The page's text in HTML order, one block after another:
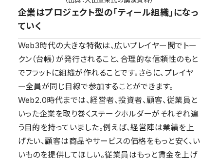
企業はプロジェクト型の「ティール組織」になっ
ていく
Web3時代の大きな特徴は、広いプレイヤー間でトー
クン（台帳）が発行されること、合理的な信頼性のもと
でフラットに組織が作れることです。さらに、プレイヤ
ー全員が同じ目線で参加することができます。
Web2.0時代までは、経営者、投資者、顧客、従業員と
いった企業を取り巻くステークホルダーがそれぞれ違
う目的を持っていました。例えば、経営陣は業績を上
げたい、顧客は商品やサービスの価格をもっと安く、い
いものを提供してほしい。従業員はもっと賃金を上げ